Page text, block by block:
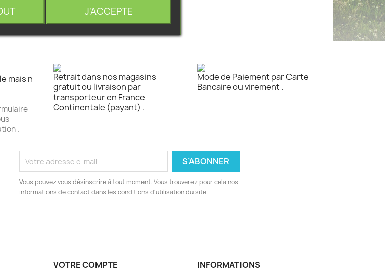
mais n
.
Retrait dans nos magasins
gratuit ou livraison par
transporteur en France
Continentale (payant) .
Mode de Paiement par Carte
Bancaire ou virement .
Vous pouvez vous désinscrire à tout moment. Vous trouverez pour cela nos
informations de contact dans les conditions d'utilisation du site.
VOTRE COMPTE INFORMATIONS
J'ACCEPTE